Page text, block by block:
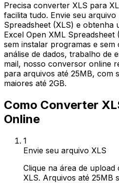
Precisa converter XLS para
facilita tudo. Envie seu
Spreadsheet (XLS) e obtenha
Excel Open XML
sem instalar programas e sem
análise de dados, trabalho de
mail, nosso conversor online
para arquivos até 25MB, com
maiores até 2GB.
Como Converter
Online
1
Envie seu arquivo XLS
Clique na área de
XLS. Arquivos até 25MB